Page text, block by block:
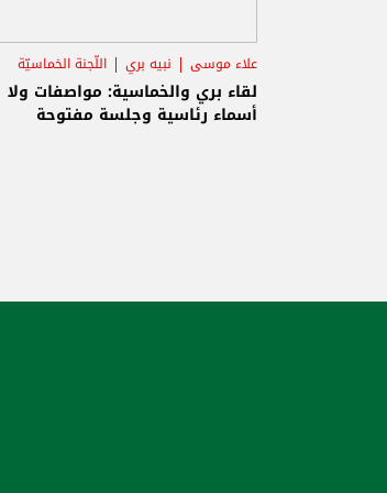
علاء موسى نبيه بري اللّجنة الخماسيّة
لقاء بري والخماسية: مواصفات ولا
أسماء رئاسية وجلسة مفتوحة